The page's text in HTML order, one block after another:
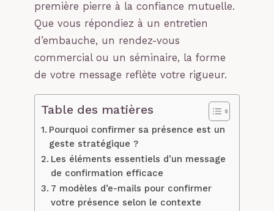
première pierre à la confiance mutuelle.
Que vous répondiez à un entretien
d’embauche, un rendez-vous
commercial ou un séminaire, la forme
de votre message reflète votre rigueur.
Table des matières
Pourquoi confirmer sa présence est un
geste stratégique ?
Les éléments essentiels d’un message
de confirmation efficace
7 modèles d’e-mails pour confirmer
votre présence selon le contexte